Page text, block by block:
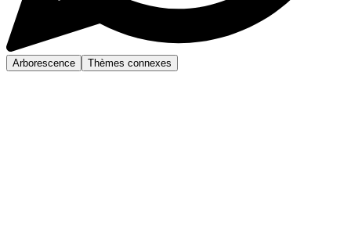
Arborescence Thèmes connexes